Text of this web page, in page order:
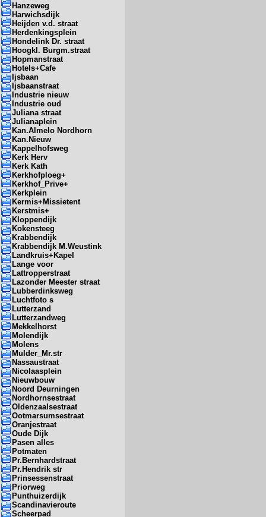
Hanzeweg
Harwichsdijk
Heijden v.d. straat
Herdenkingsplein
Hondelink Dr. straat
Hoogkl. Burgm.straat
Hopmanstraat
Hotels+Cafe
Ijsbaan
Ijsbaanstraat
Industrie nieuw
Industrie oud
Juliana straat
Julianaplein
Kan.Almelo Nordhorn
Kan.Nieuw
Kappelhofsweg
Kerk Herv
Kerk Kath
Kerkhofploeg+
Kerkhof_Prive+
Kerkplein
Kermis+Missietent
Kerstmis+
Kloppendijk
Kokensteeg
Krabbendijk
Krabbendijk M.Weustink
Landkruis+Kapel
Lange voor
Lattropperstraat
Lazonder Meester straat
Lubberdinksweg
Luchtfoto s
Lutterzand
Lutterzandweg
Mekkelhorst
Molendijk
Molens
Mulder_Mr.str
Nassaustraat
Nicolaasplein
Nieuwbouw
Noord Deurningen
Nordhornsestraat
Oldenzaalsestraat
Ootmarsumsestraat
Oranjestraat
Oude Dijk
Pasen alles
Potmaten
Pr.Bernhardstraat
Pr.Hendrik str
Prinsessenstraat
Priorweg
Punthuizerdijk
Scandinavieroute
Scheerpad